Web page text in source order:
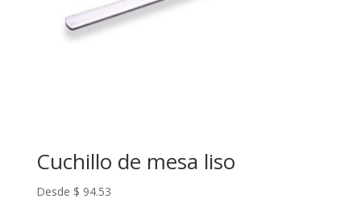
Cuchillo de mesa liso
Desde $ 94.53